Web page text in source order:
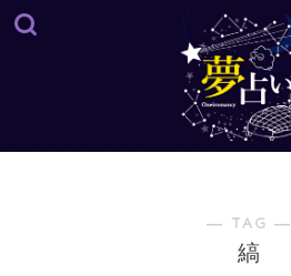
― TAG ―
縞